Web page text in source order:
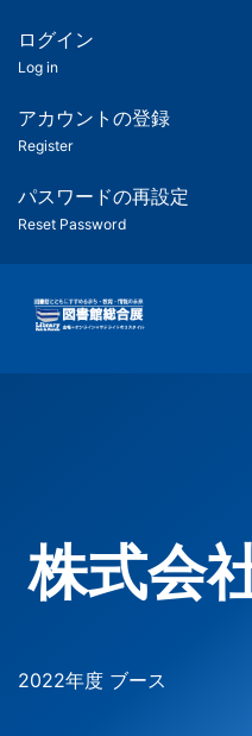
ツ
匿
名
ユ
ー
ー
用
メ
ログイン
Log in
アカウントの登録
Register
パスワードの再設定
Reset Password
株式会
2022年度 ブース